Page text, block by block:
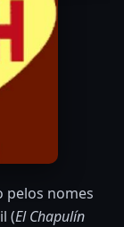
pelos nomes
(El Chapulín